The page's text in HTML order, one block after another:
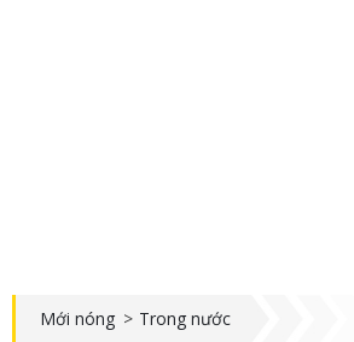
Mới nóng > Trong nước